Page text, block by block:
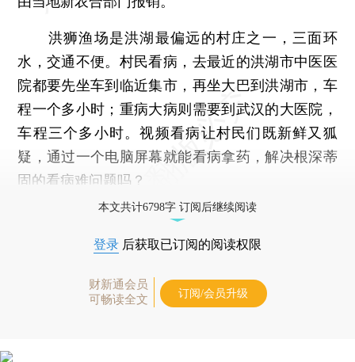
洪狮渔场是洪湖最偏远的村庄之一，三面环
水，交通不便。村民看病，去最近的洪湖市中医医
院都要先坐车到临近集市，再坐大巴到洪湖市，车
程一个多小时；重病大病则需要到武汉的大医院，
车程三个多小时。视频看病让村民们既新鲜又狐
疑，通过一个电脑屏幕就能看病拿药，解决根深蒂
固的看病难问题吗？
本文共计6798字 订阅后继续阅读
登录 后获取已订阅的阅读权限
财新通会员
可畅读全文
订阅/会员升级